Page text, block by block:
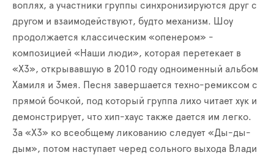
воплях, а участники группы синхронизируются друг с
другом и взаимодействуют, будто механизм. Шоу
продолжается классическим «опенером» -
композицией «Наши люди», которая перетекает в
«ХЗ», открывавшую в 2010 году одноименный альбом
Хамиля и Змея. Песня завершается техно-ремиксом с
прямой бочкой, под который группа лихо читает хук и
демонстрирует, что хип-хаус также дается им легко.
За «ХЗ» ко всеобщему ликованию следует «Ды-ды-
дым», потом наступает черед сольного выхода Влади